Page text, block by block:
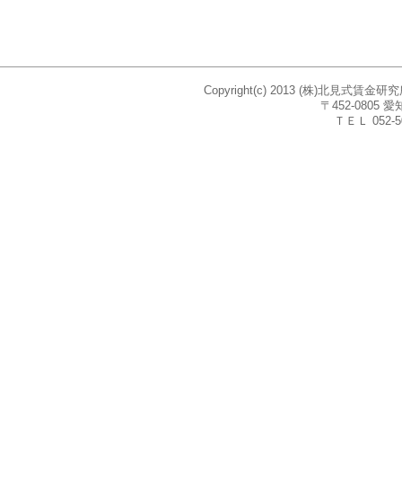
Copyright(c) 2013 (株)北見式賃金研
〒452-0805 愛
ＴＥＬ 052-